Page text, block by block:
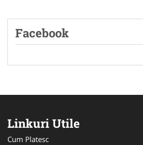
Facebook
Linkuri Utile
Cum Platesc